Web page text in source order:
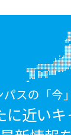
スの「今
に近い